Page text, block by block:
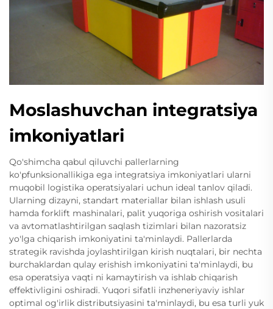
Moslashuvchan integratsiya
imkoniyatlari
Qo'shimcha qabul qiluvchi pallerlarning
ko'pfunksionallikiga ega integratsiya imkoniyatlari ularni
muqobil logistika operatsiyalari uchun ideal tanlov qiladi.
Ularning dizayni, standart materiallar bilan ishlash usuli
hamda forklift mashinalari, palit yuqoriga oshirish vositalari
va avtomatlashtirilgan saqlash tizimlari bilan nazoratsiz
yo'lga chiqarish imkoniyatini ta'minlaydi. Pallerlarda
strategik ravishda joylashtirilgan kirish nuqtalari, bir nechta
burchaklardan qulay erishish imkoniyatini ta'minlaydi, bu
esa operatsiya vaqti ni kamaytirish va ishlab chiqarish
effektivligini oshiradi. Yuqori sifatli inzheneriyaviy ishlar
optimal og'irlik distributsiyasini ta'minlaydi, bu esa turli yuk